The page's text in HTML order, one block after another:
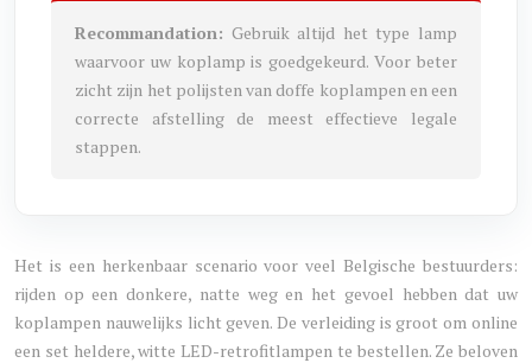
Recommandation: Gebruik altijd het type lamp
waarvoor uw koplamp is goedgekeurd. Voor beter
zicht zijn het polijsten van doffe koplampen en een
correcte afstelling de meest effectieve legale
stappen.
Het is een herkenbaar scenario voor veel Belgische bestuurders:
rijden op een donkere, natte weg en het gevoel hebben dat uw
koplampen nauwelijks licht geven. De verleiding is groot om online
een set heldere, witte LED-retrofitlampen te bestellen. Ze beloven